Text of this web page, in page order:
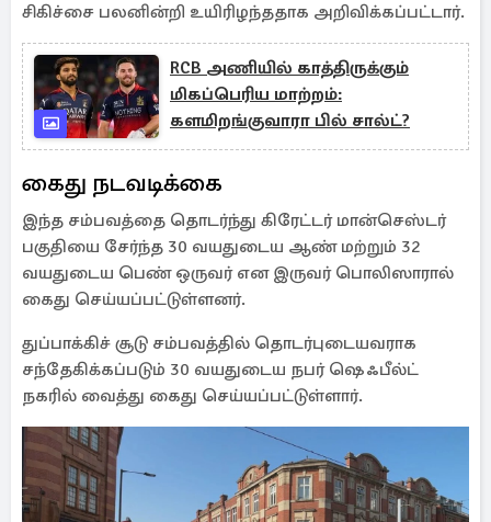
சிகிச்சை பலனின்றி உயிரிழந்ததாக அறிவிக்கப்பட்டார்.
RCB அணியில் காத்திருக்கும்
மிகப்பெரிய மாற்றம்:
களமிறங்குவாரா பில் சால்ட்?
கைது நடவடிக்கை
இந்த சம்பவத்தை தொடர்ந்து கிரேட்டர் மான்செஸ்டர்
பகுதியை சேர்ந்த 30 வயதுடைய ஆண் மற்றும் 32
வயதுடைய பெண் ஒருவர் என இருவர் பொலிஸாரால்
கைது செய்யப்பட்டுள்ளனர்.
துப்பாக்கிச் சூடு சம்பவத்தில் தொடர்புடையவராக
சந்தேகிக்கப்படும் 30 வயதுடைய நபர் ஷெஃபீல்ட்
நகரில் வைத்து கைது செய்யப்பட்டுள்ளார்.